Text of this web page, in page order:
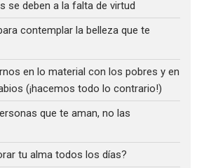
se deben a la falta de virtud
contemplar la belleza que te
en lo material con los pobres y en
(¡hacemos todo lo contrario!)
que te aman, no las
tu alma todos los días?